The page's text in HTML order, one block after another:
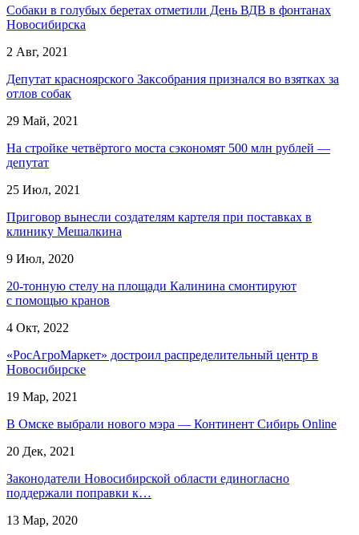
Собаки в голубых беретах отметили День ВДВ в фонтанах
Новосибирска
2 Авг, 2021
Депутат красноярского Заксобрания признался во взятках за
отлов собак
29 Май, 2021
На стройке четвёртого моста сэкономят 500 млн рублей —
депутат
25 Июл, 2021
Приговор вынесли создателям картеля при поставках в
клинику Мешалкина
9 Июл, 2020
20-тонную стелу на площади Калинина смонтируют
с помощью кранов
4 Окт, 2022
«РосАгроМаркет» достроил распределительный центр в
Новосибирске
19 Мар, 2021
В Омске выбрали нового мэра — Континент Сибирь Online
20 Дек, 2021
Законодатели Новосибирской области единогласно
поддержали поправки к…
13 Мар, 2020